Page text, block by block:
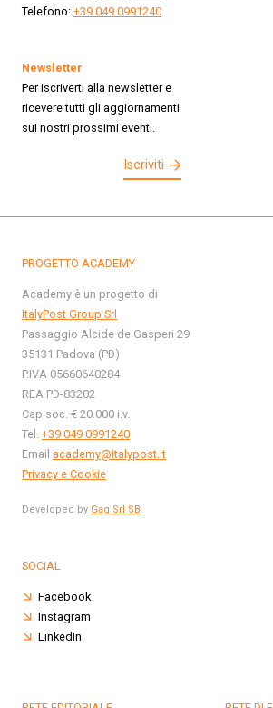
Telefono: +39 049 0991240
Newsletter
Per iscriverti alla newsletter e
ricevere tutti gli aggiornamenti
sui nostri prossimi eventi.
Iscriviti
PROGETTO ACADEMY
Academy è un progetto di
ItalyPost Group Srl
Passaggio Alcide de Gasperi 29
35131 Padova (PD)
P.IVA 05660640284
REA PD-83202
Cap soc. € 20.000 i.v.
Tel. +39 049 0991240
Email academy@italypost.it
Privacy e Cookie
Developed by Gag Srl SB
SOCIAL
Facebook
Instagram
LinkedIn